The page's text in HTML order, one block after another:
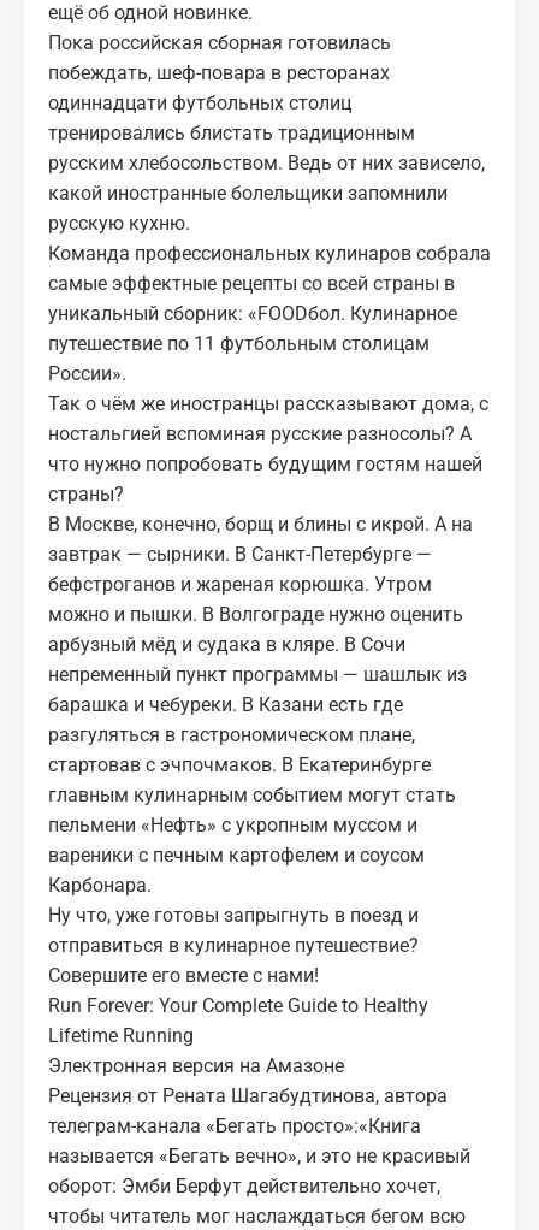
ещё об одной новинке.
Пока российская сборная готовилась
побеждать, шеф-повара в ресторанах
одиннадцати футбольных столиц
тренировались блистать традиционным
русским хлебосольством. Ведь от них зависело,
какой иностранные болельщики запомнили
русскую кухню.
Команда профессиональных кулинаров собрала
самые эффектные рецепты со всей страны в
уникальный сборник: «FOODбол. Кулинарное
путешествие по 11 футбольным столицам
России».
Так о чём же иностранцы рассказывают дома, с
ностальгией вспоминая русские разносолы? А
что нужно попробовать будущим гостям нашей
страны?
В Москве, конечно, борщ и блины с икрой. А на
завтрак — сырники. В Санкт-Петербурге —
бефстроганов и жареная корюшка. Утром
можно и пышки. В Волгограде нужно оценить
арбузный мёд и судака в кляре. В Сочи
непременный пункт программы — шашлык из
барашка и чебуреки. В Казани есть где
разгуляться в гастрономическом плане,
стартовав с эчпочмаков. В Екатеринбурге
главным кулинарным событием могут стать
пельмени «Нефть» с укропным муссом и
вареники с печным картофелем и соусом
Карбонара.
Ну что, уже готовы запрыгнуть в поезд и
отправиться в кулинарное путешествие?
Совершите его вместе с нами!
Run Forever: Your Complete Guide to Healthy
Lifetime Running
Электронная версия на Амазоне
Рецензия от Рената Шагабудтинова, автора
телеграм-канала «Бегать просто»:«Книга
называется «Бегать вечно», и это не красивый
оборот: Эмби Берфут действительно хочет,
чтобы читатель мог наслаждаться бегом всю